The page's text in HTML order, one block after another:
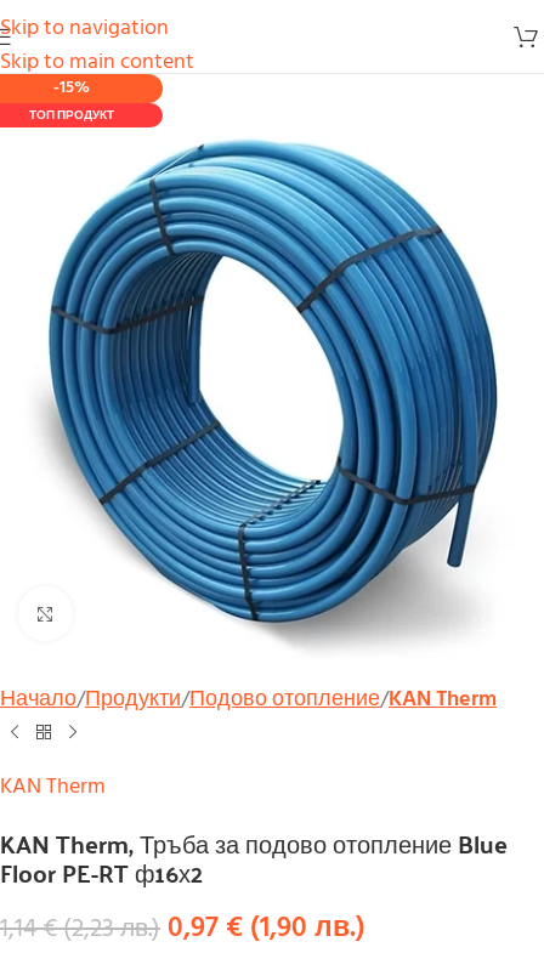
Skip to navigation
Skip to main content
-15%
ТОП ПРОДУКТ
Начало Продукти Подово отопление KAN Therm
KAN Therm
KAN Therm, Тръба за подово отопление Blue
Floor PE-RT ф16х2
1,14€(2,23лв.) 0,97€(1,90лв.)